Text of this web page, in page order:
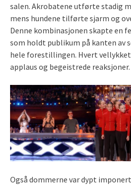
salen. Akrobatene utførte stadig
mens hundene tilførte sjarm og
Denne kombinasjonen skapte en
som holdt publikum på kanten av
hele forestillingen. Hvert
applaus og begeistrede reaksjoner.
Også dommerne var dypt